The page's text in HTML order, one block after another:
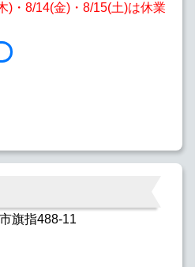
)・8/14(金)・8/15(土)は休業
旗指488-11